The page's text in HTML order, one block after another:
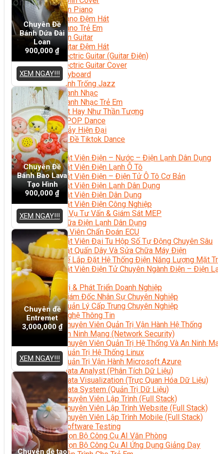
Học Đàn Piano
Học Piano Đệm Hát
Học Piano Trẻ Em
Học Đàn Guitar
Học Guitar Đệm Hát
Học Electric Guitar (Guitar Điện)
Học Electric Guitar Cover
Học Keyboard
Học Đánh Trống Jazz
Học Thanh Nhạc
Học Thanh Nhạc Trẻ Em
Học Hát Hay Như Thần Tượng
Học K-POP Dance
Học Nhảy Hiện Đại
Chuyên Đề Tiktok Dance
Kỹ Thuật – Công Nghệ
Kỹ Thuật Viên Điện – Nước – Điện Lạnh Dân Dụng
Kỹ Thuật Viên Điện Lạnh Ô Tô
Kỹ Thuật Viên Điện – Điện Tử Ô Tô Cơ Bản
Kỹ Thuật Viên Điện Lạnh Dân Dụng
Kỹ Thuật Viên Điện Dân Dụng
Kỹ Thuật Viên Điện Công Nghiệp
Nghiệp Vụ Tư Vấn & Giám Sát MEP
Sửa Chữa Điện Lạnh Dân Dụng
Chuyên Viên Chẩn Đoán ECU
Kỹ Thuật Viên Đại Tu Hộp Số Tự Động Chuyên Sâu
Kỹ Thuật Quấn Dây Và Sửa Chữa Máy Điện
Thiết Kế Lắp Đặt Hệ Thống Điện Năng Lượng Mặt
Kỹ Thuật Viên Điện Tử Chuyên Ngành Điện – Điện
Ngành Khác
Quản Trị & Phát Triển Doanh Nghiệp
Giám Đốc Nhân Sự Chuyên Nghiệp
Quản Lý Cấp Trung Chuyên Nghiệp
Công Nghệ Thông Tin
Chuyên Viên Quản Trị Vận Hành Hệ Thống
An Ninh Mạng (Network Security)
Chuyên Viên Quản Trị Hệ Thống Và An Ninh
Quản Trị Hệ Thống Linux
Quản Trị Vận Hành Microsoft Azure
Data Analyst (Phân Tích Dữ Liệu)
Data Visualization (Trực Quan Hóa Dữ Liệu)
Data System (Quản Trị Dữ Liệu)
Chuyên Viên Lập Trình (Full Stack)
Chuyên Viên Lập Trình Website (Full Stack)
Chuyên Viên Lập Trình Mobile (Full Stack)
Software Testing
Trọn Bộ Công Cụ AI Văn Phòng
Trọn Bộ Công Cụ AI Ứng Dụng Giảng Dạy
Chuyên Đề
Bánh Dứa Đài
Loan
900,000 ₫
XEM NGAY!!!
Chuyên Đề
Bánh Bao Lava
Tạo Hình
900,000 ₫
XEM NGAY!!!
Chuyên đề
Entremet
3,000,000₫
XEM NGAY!!!
Chuyên đề tạo